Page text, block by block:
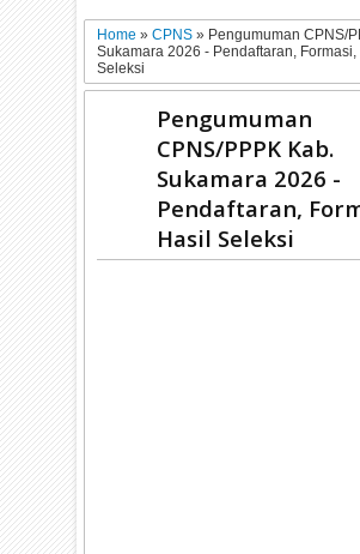
Home»CPNS» Pengumuman CPNS/
Sukamara 2026 - Pendaftaran, Formasi,
Seleksi
Pengumuman
CPNS/PPPK Kab.
Sukamara 2026 -
Pendaftaran,
Hasil Seleksi